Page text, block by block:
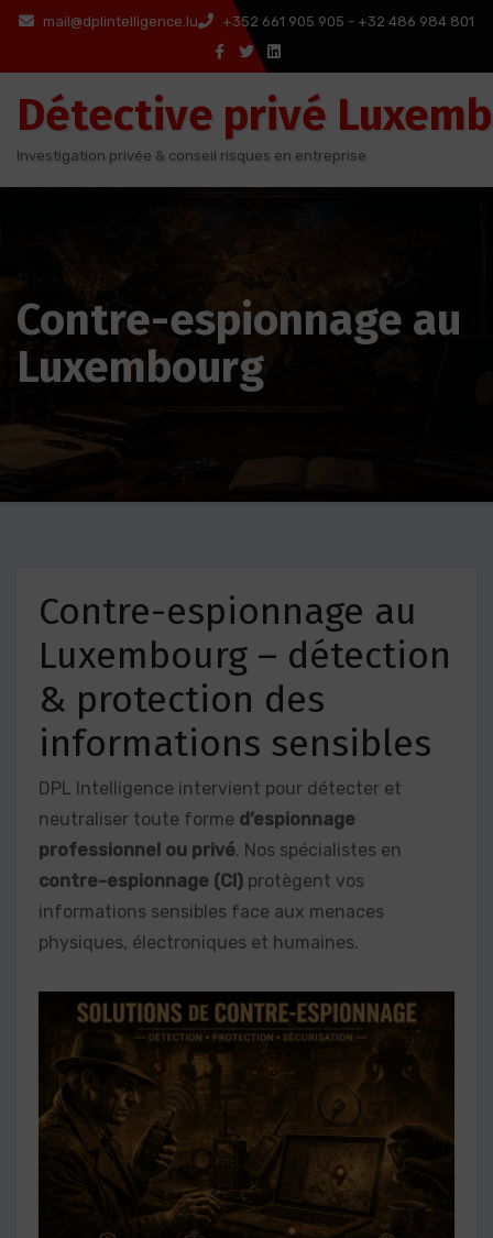
Aller
contenu
mail@dplintelligence.lu +352 661 905 905 - +32 486 984 801
Détective privé
Investigation privée & conseil risques en entreprise
Contre-espionnage au
Luxembourg
Contre-espionnage au
Luxembourg – détection
& protection des
informations sensibles
DPL Intelligence intervient pour détecter et
neutraliser toute forme d’espionnage
professionnel ou privé. Nos spécialistes en
contre-espionnage (CI) protègent vos
informations sensibles face aux menaces
physiques, électroniques et humaines.